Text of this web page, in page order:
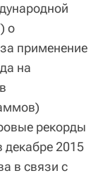
о
применение
на
рекорды
декабре 2015
в связи с